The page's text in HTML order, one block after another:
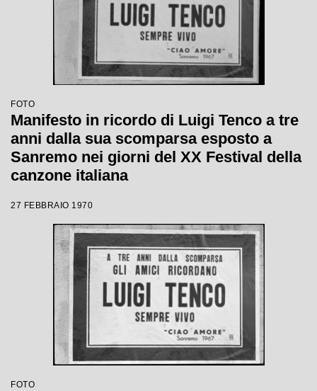
FOTO
Manifesto in ricordo di Luigi Tenco a tre
anni dalla sua scomparsa esposto a
Sanremo nei giorni del XX Festival della
canzone italiana
27 FEBBRAIO 1970
FOTO